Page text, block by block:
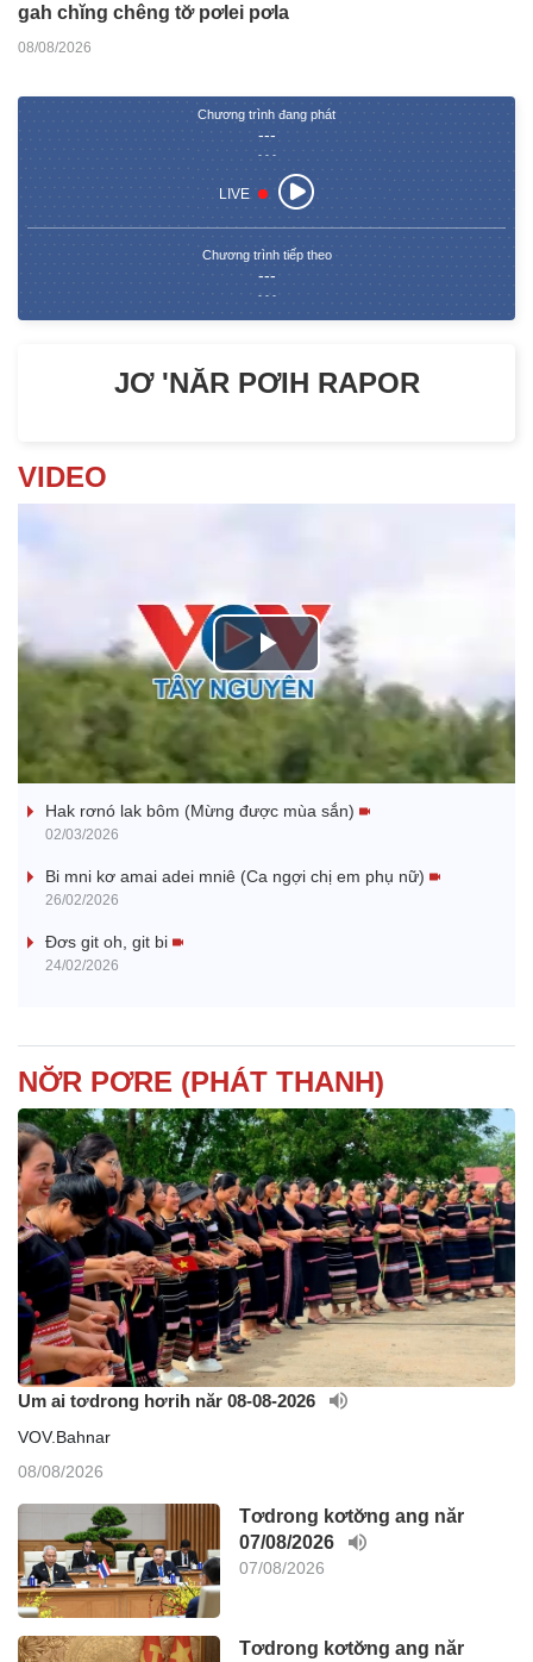
gah chĭng chêng tơ̆ pơlei pơla
08/08/2026
Chương trình đang phát
---
- - -
LIVE
Chương trình tiếp theo
---
- - -
JƠ 'NĂR PƠIH RAPOR
VIDEO
P
a
V
e
o
Nhớ bạn
Hak rơnó lak bôm (Mừng được mùa sắn)
02/03/2026
Bi mni kơ amai adei mniê (Ca ngợi chị em phụ nữ)
26/02/2026
Đơs git oh, git bi
24/02/2026
NƠ̆R PƠRE (PHÁT THANH)
Um ai tơdrong hơrih năr 08-08-2026
VOV.Bahnar
08/08/2026
Tơdrong kơtơ̆ng ang năr
07/08/2026
07/08/2026
Tơdrong kơtơ̆ng ang năr